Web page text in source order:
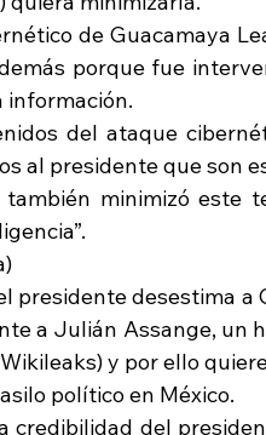
de Guacamaya
porque fue
información.
del ataque
al presidente que son
minimizó este
presidente desestima
a Julián Assange, un
y por ello
político en México.
credibilidad del